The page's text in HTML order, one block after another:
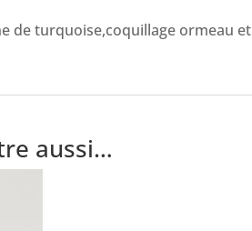
de turquoise,coquillage ormeau
aussi…